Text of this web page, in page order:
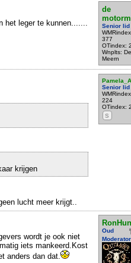
de
Senior lid
377
OTindex:
Wnplts: De
Meern
het leger te kunnen.......
Senior lid
224
OTindex:
S
krijgen
lucht meer krijgt..
Oud
Moderator
wordt je ook niet
iets mankeerd.Kost
anders dan dat.